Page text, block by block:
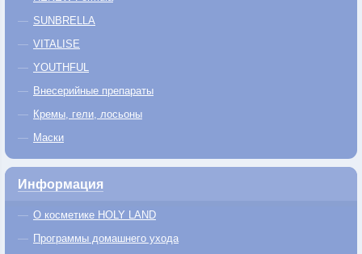
SUNBRELLA
VITALISE
YOUTHFUL
Внесерийные препараты
Кремы, гели, лосьоны
Маски
Информация
О косметике HOLY LAND
Программы домашнего ухода